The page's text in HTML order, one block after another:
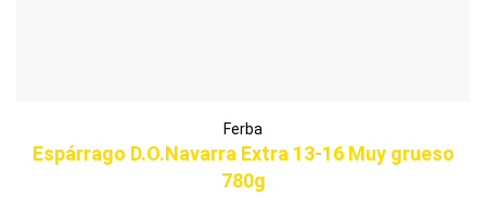
Ferba
Espárrago D.O.Navarra Extra 13-16 Muy grueso
780g